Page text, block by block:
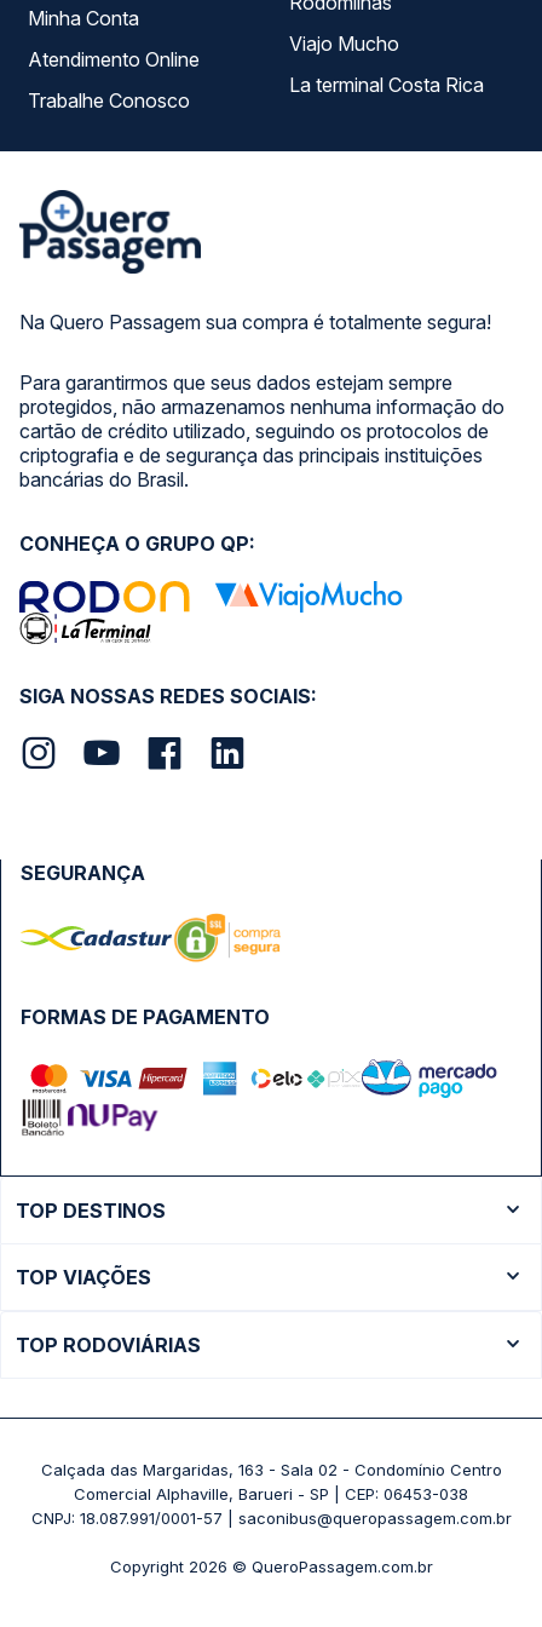
Na Quero Passagem sua compra é totalmente segura!
Para garantirmos que seus dados estejam sempre
protegidos, não armazenamos nenhuma informação do
cartão de crédito utilizado, seguindo os protocolos de
criptografia e de segurança das principais instituições
bancárias do Brasil.
Minha Conta
Atendimento Online
Trabalhe Conosco
Viajo Mucho
La terminal Costa Rica
SIGA NOSSAS REDES SOCIAIS:
CONHEÇA O GRUPO QP:
FORMAS DE PAGAMENTO
SEGURANÇA
TOP DESTINOS
Ônibus São Paulo
TOP VIAÇÕES
Passagens Pássaro Marron
+ Viações
TOP RODOVIÁRIAS
Rodoviária Belo Horizonte - Gov. Israel Pinheiro (Tergip)
Rodoviária Curitiba
+ Rodoviárias
Calçada das Margaridas, 163 - Sala 02 - Condomínio Centro
Comercial Alphaville, Barueri - SP | CEP: 06453-038
CNPJ: 18.087.991/0001-57 | saconibus@queropassagem.com.br
Copyright 2026 © QueroPassagem.com.br